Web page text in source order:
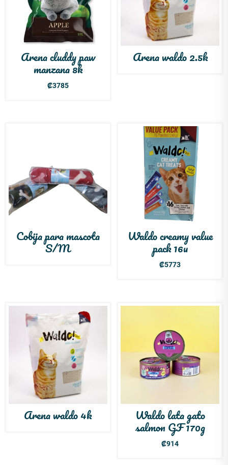
Arena cluddy paw
manzana 8k
₡3785
Arena waldo 2.5k
Cobija para mascota
S/M
Waldo creamy value
pack 16u
₡5773
Arena waldo 4k Waldo lata gato
salmon GF 170g
₡914